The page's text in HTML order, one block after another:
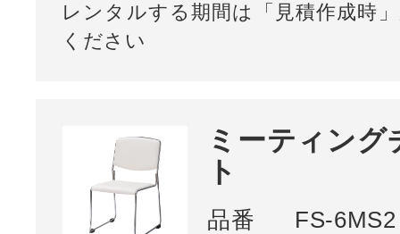
レンタルする期間は「見積作成時
ください
ミーティン
ト
品番
FS-6MS2